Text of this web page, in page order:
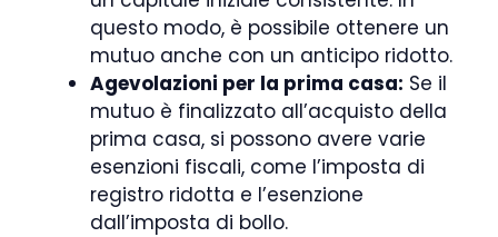
questo modo, è possibile ottenere un
mutuo anche con un anticipo ridotto.
Agevolazioni per la prima casa: Se il
mutuo è finalizzato all’acquisto della
prima casa, si possono avere varie
esenzioni fiscali, come l’imposta di
registro ridotta e l’esenzione
dall’imposta di bollo.